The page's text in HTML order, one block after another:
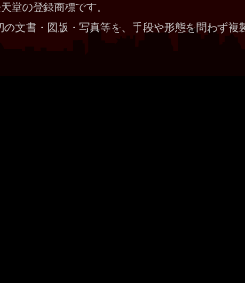
堂の登録商標です。
の文書・図版・写真等を、手段や形態を問わず複